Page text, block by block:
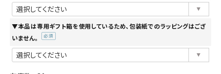
▼本品は専用ギフト箱を使用しているため、包装紙でのラッピングはござ
いません。
須)